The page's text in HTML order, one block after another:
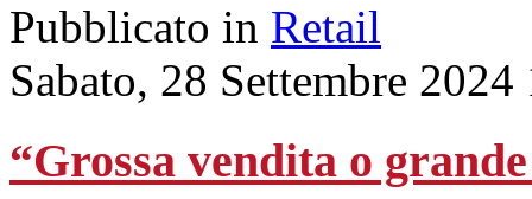
Pubblicato in Retail
Sabato, 28 Settembre 2024
“Grossa vendita o